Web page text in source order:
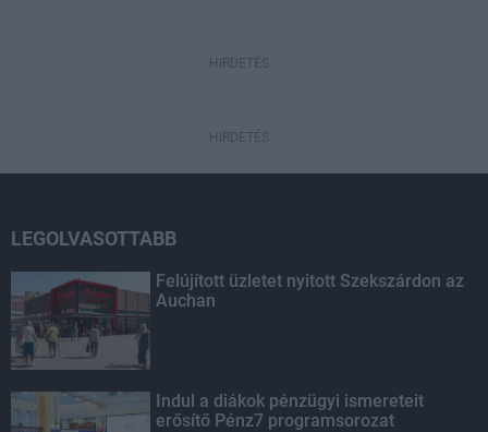
HIRDETÉS
HIRDETÉS
LEGOLVASOTTABB
Felújított üzletet nyitott Szekszárdon az
Auchan
Indul a diákok pénzügyi ismereteit
erősítő Pénz7 programsorozat